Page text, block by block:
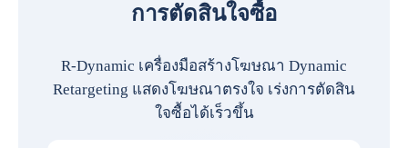
การตัดสินใจซื้อ
R-Dynamic เครื่องมือสร้างโฆษณา Dynamic
Retargeting แสดงโฆษณาตรงใจ เร่งการตัดสิน
ใจซื้อได้เร็วขึ้น